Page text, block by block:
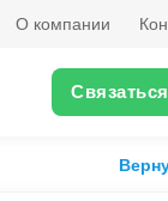
О компании